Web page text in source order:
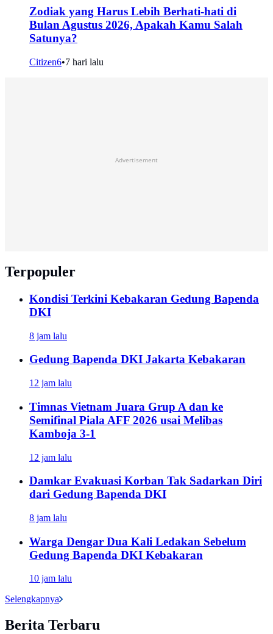
Zodiak yang Harus Lebih Berhati-hati di
Bulan Agustus 2026, Apakah Kamu Salah
Satunya?
Citizen6•7 hari lalu
Advertisement
Terpopuler
Kondisi Terkini Kebakaran Gedung Bapenda
DKI
8 jam lalu
Gedung Bapenda DKI Jakarta Kebakaran
12 jam lalu
Timnas Vietnam Juara Grup A dan ke
Semifinal Piala AFF 2026 usai Melibas
Kamboja 3-1
12 jam lalu
Damkar Evakuasi Korban Tak Sadarkan Diri
dari Gedung Bapenda DKI
8 jam lalu
Warga Dengar Dua Kali Ledakan Sebelum
Gedung Bapenda DKI Kebakaran
10 jam lalu
Selengkapnya
Berita Terbaru